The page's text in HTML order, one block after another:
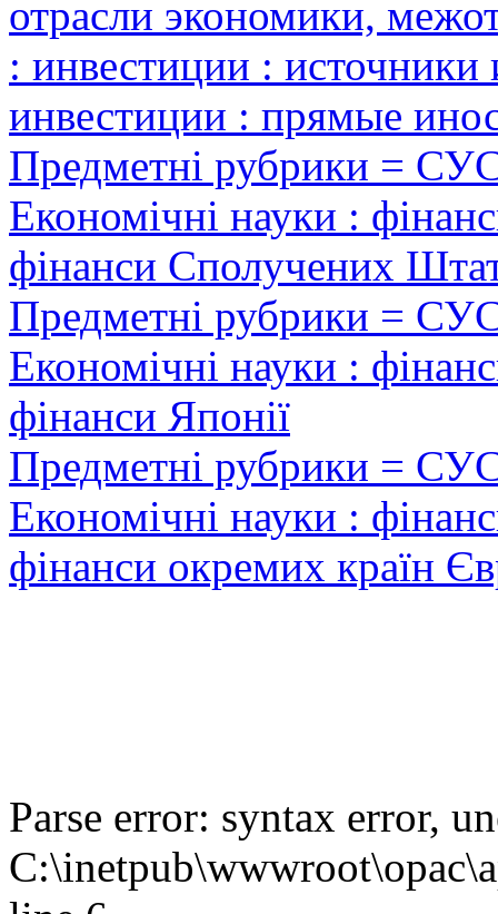
отрасли экономики,
: инвестиции :
инвестиции : прямые
Предметні рубрики =
Економічні науки :
фінанси Сполучених
Предметні рубрики =
Економічні науки :
фінанси Японії
Предметні рубрики =
Економічні науки :
фінанси окремих країн
Parse error: syntax error,